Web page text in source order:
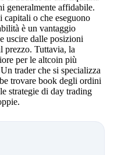
generalmente affidabile.
capitali o che eseguono
è un vantaggio
uscire dalle posizioni
prezzo. Tuttavia, la
per le altcoin più
trader che si specializza
trovare book degli ordini
strategie di day trading